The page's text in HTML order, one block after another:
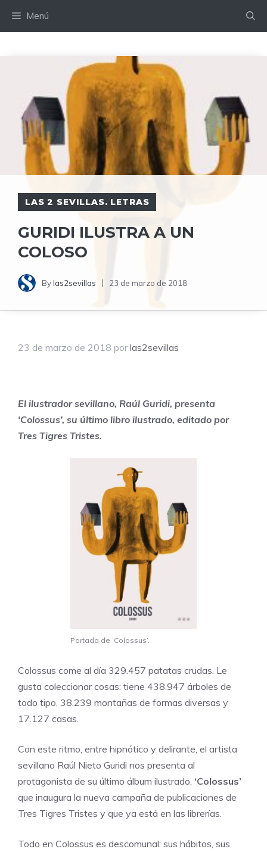
Menú
LAS 2 SEVILLAS. LETRAS
GURIDI ILUSTRA A UN
COLOSO
Bylas2sevillas 23 de marzo de 2018
23 de marzo de 2018 por las2sevillas
El ilustrador sevillano, Raúl Guridi, presenta
‘Colossus’, su último libro ilustrado, editado por
Tres Tigres Tristes.
Portada de ‘Colossus’.
Colossus come al día 329.457 patatas crudas. Le
gusta coleccionar cosas: tiene 438.947 árboles de
todo tipo, 38.239 montañas de formas diversas y
17.127 casas.
Con este ritmo, entre hipnótico y delirante, el artista
sevillano Raúl Nieto Guridi nos presenta al
protagonista de su último álbum ilustrado, ‘Colossus’
que inaugura la nueva campaña de publicaciones de
Tres Tigres Tristes y que ya está en las librerías.
Todo en Colossus es descomunal: sus hábitos, sus